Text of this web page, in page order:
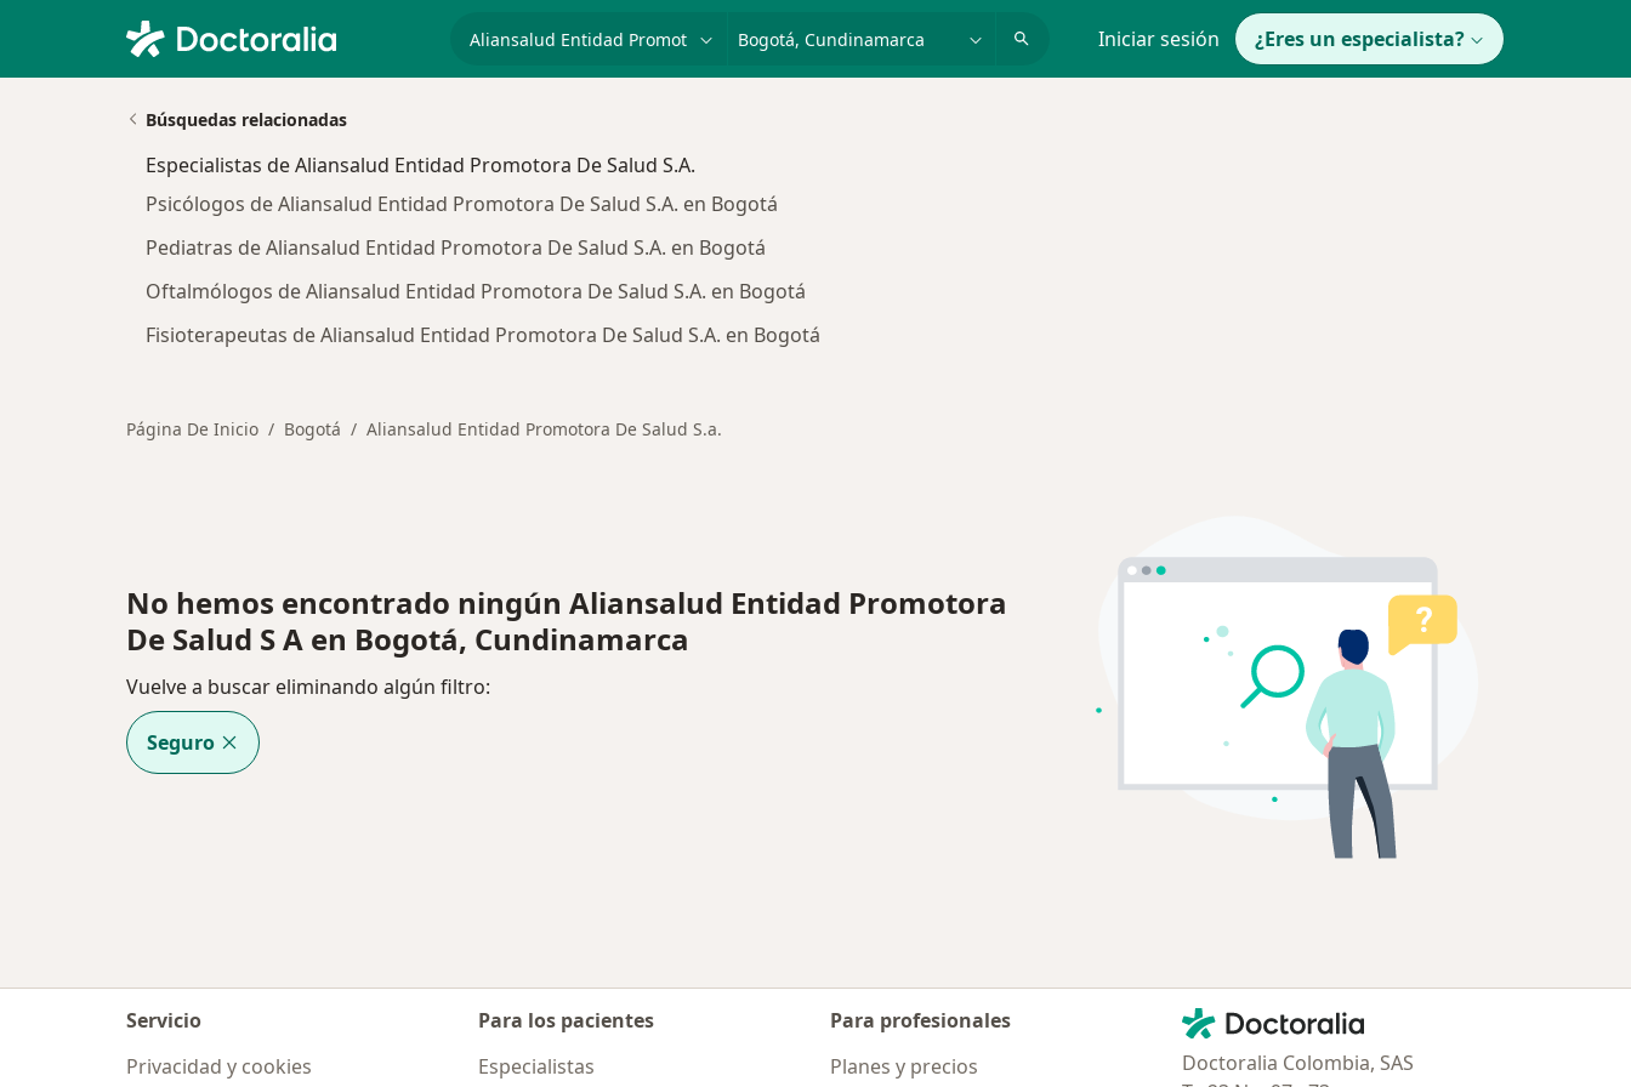
especialidad, enfermedad o nombre
p. ej. Bogotá Iniciar sesión ¿Eres un especialista?
Búsquedas relacionadas
Especialistas de Aliansalud Entidad Promotora De Salud S.A.
Psicólogos de Aliansalud Entidad Promotora De Salud S.A. en Bogotá
Pediatras de Aliansalud Entidad Promotora De Salud S.A. en Bogotá
Oftalmólogos de Aliansalud Entidad Promotora De Salud S.A. en Bogotá
Fisioterapeutas de Aliansalud Entidad Promotora De Salud S.A. en Bogotá
Página De Inicio Bogotá Aliansalud Entidad Promotora De Salud S.a.
No hemos encontrado ningún Aliansalud Entidad Promotora
De Salud S A en Bogotá, Cundinamarca
Vuelve a buscar eliminando algún filtro:
Seguro
Servicio
Privacidad y cookies
Para los pacientes
Especialistas
Para profesionales
Planes y precios
Contacto
Doctoralia - Página de inicio
Doctoralia Colombia, SAS